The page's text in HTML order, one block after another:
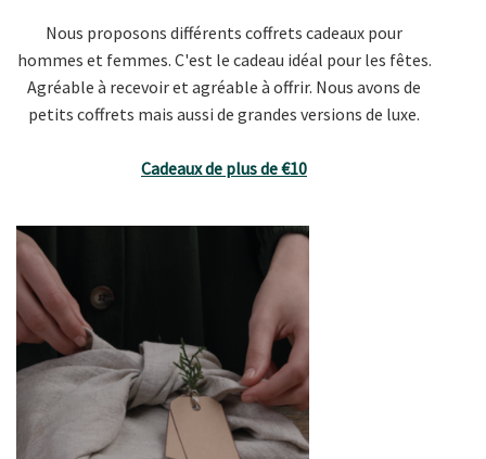
Nous proposons différents coffrets cadeaux pour
hommes et femmes. C'est le cadeau idéal pour les fêtes.
Agréable à recevoir et agréable à offrir. Nous avons de
petits coffrets mais aussi de grandes versions de luxe.
Cadeaux de plus de €10